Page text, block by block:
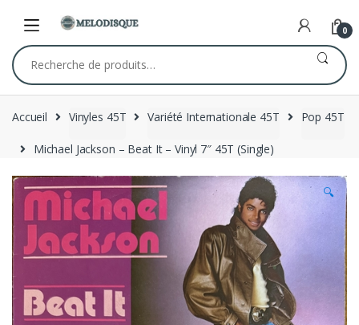
navigation
content
0
Recherche
pour :
Accueil Vinyles 45T Variété Internationale 45T Pop 45T
Michael Jackson – Beat It – Vinyl 7″ 45T (Single)
🔍